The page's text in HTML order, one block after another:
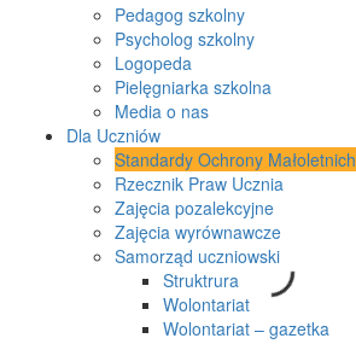
Pedagog szkolny
Psycholog szkolny
Logopeda
Pielęgniarka szkolna
Media o nas
Dla Uczniów
Standardy Ochrony Małoletnich
Rzecznik Praw Ucznia
Zajęcia pozalekcyjne
Zajęcia wyrównawcze
Samorząd uczniowski
Struktrura
Wolontariat
Wolontariat – gazetka